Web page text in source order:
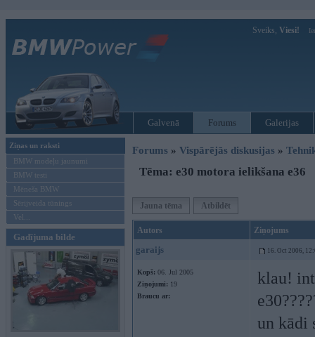
Sveiks, Viesi!
Galvenā Forums Galerijas
Ziņas un raksti
BMW modeļu jaunumi
BMW testi
Mēneša BMW
Sērijveida tūnings
Vel...
Gadījuma bilde
Forums » Vispārējās diskusijas »
Tēma: e30 motora ielikšana e36
Jauna tēma Atbildēt
Autors Ziņojums
garaijs 16. Oct 2006,
Kopš: 06. Jul 2005
Ziņojumi: 19
Braucu ar:
klau!
un kādi